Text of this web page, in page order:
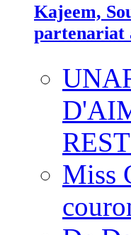
Kajeem,
partenariat
Miss